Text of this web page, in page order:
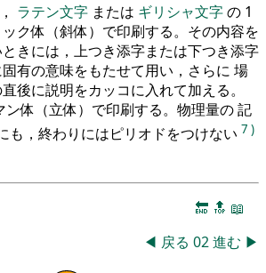
ラテン文字 または ギリシャ文字の 1
ク体（斜体）で印刷する。その内容を
きには，上つき添字または下つき添字
固有の意味をもたせて用い，さらに 場
後に説明をカッコに入れて加える。
ン体（立体）で印刷する。物理量の 記
も，終わりにはピリオドをつけない 7 )
🔚 🔝 📖
◀ 戻る 02進む ▶